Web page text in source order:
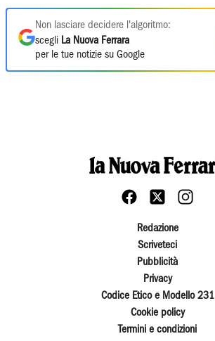
Non lasciare decidere l'algoritmo:
scegli La Nuova Ferrara
per le tue notizie su Google
Redazione
Scriveteci
Pubblicità
Privacy
Codice Etico e Modello 231
Cookie policy
Termini e condizioni